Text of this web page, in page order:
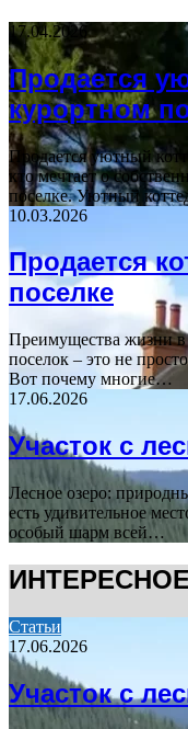
17.04.2026
Продается
курортном
Продается уютный
кто мечтает о
поселке. Уютный
10.03.2026
Продается
поселке
Преимущества жизни
поселок – это не
Вот почему многие…
17.06.2026
Участок с
Лесное озеро:
есть удивительное
особый шарм всей…
ИНТЕРЕСНОЕ
Статьи
17.06.2026
Участок с